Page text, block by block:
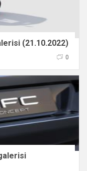
(21.10.2022)
0